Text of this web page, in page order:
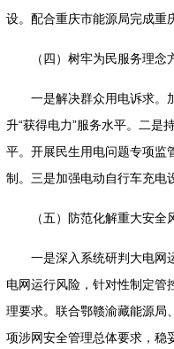
设。配合重庆市能源局完成重
（四）树牢为民服务理念
一是解决群众用电诉求。
升“获得电力”服务水平。二是
平。开展民生用电问题专项监
制。三是加强电动自行车充电
（五）防范化解重大安全
一是深入系统研判大电网
电网运行风险，针对性制定管
理要求。联合鄂赣渝藏能源局
项涉网安全管理总体要求，稳